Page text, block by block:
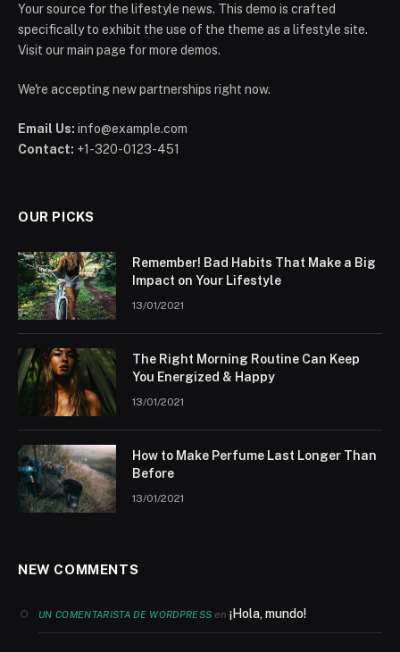
Your source for the lifestyle news. This demo is crafted
specifically to exhibit the use of the theme as a lifestyle site.
Visit our main page for more demos.
We're accepting new partnerships right now.
Email Us: info@example.com
Contact: +1-320-0123-451
OUR PICKS
Remember! Bad Habits That Make a Big
Impact on Your Lifestyle
13/01/2021
The Right Morning Routine Can Keep
You Energized & Happy
13/01/2021
How to Make Perfume Last Longer Than
Before
13/01/2021
NEW COMMENTS
UN COMENTARISTA DE WORDPRESS en¡Hola, mundo!